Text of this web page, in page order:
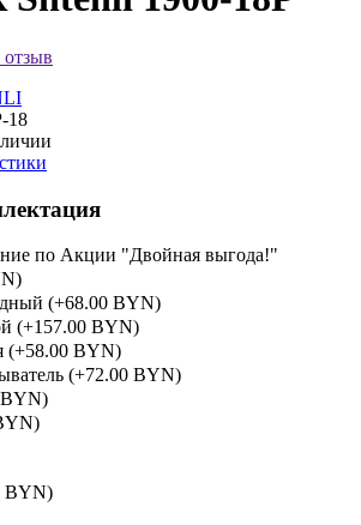
18
по Акции "Двойная выгода!"
(+68.00 BYN)
(+157.00 BYN)
(+58.00 BYN)
(+72.00 BYN)
BYN)
BYN)